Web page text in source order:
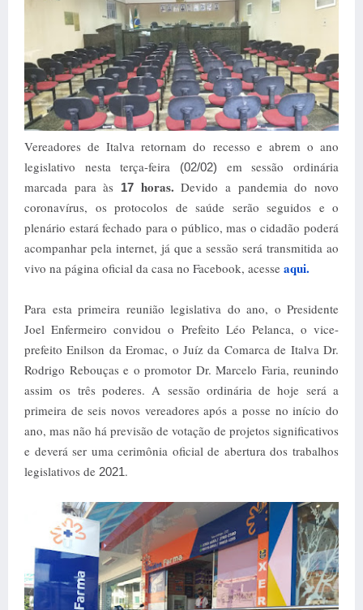
Vereadores de Italva retornam do recesso e abrem o ano
legislativo nesta terça-feira
(02/02)
em sessão ordinária
marcada para às
17 horas. Devido a pandemia do novo
coronavírus, os protocolos de saúde serão seguidos e o
plenário estará fechado para o público, mas o cidadão poderá
acompanhar pela internet, já que a sessão será transmitida ao
vivo na página oficial da casa no Facebook, acesse aqui.
Para esta primeira reunião legislativa do ano, o Presidente
Joel Enfermeiro convidou o Prefeito Léo Pelanca, o vice-
prefeito Enilson da Eromac, o Juíz da Comarca de Italva Dr.
Rodrigo Rebouças e o promotor Dr. Marcelo Faria, reunindo
assim os três poderes. A sessão ordinária de hoje será a
primeira de seis novos vereadores após a posse no início do
ano, mas não há previsão de votação de projetos significativos
e deverá ser uma cerimônia oficial de abertura dos trabalhos
legislativos de 2021.